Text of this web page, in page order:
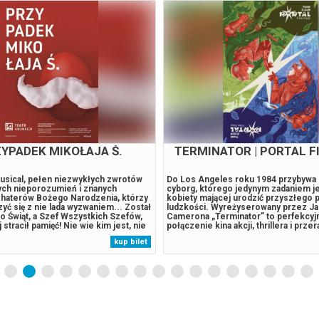
FRANCES HA
portret młodej kobiety
aspiracją a rzeczywistością.
początkująca tancerka z Nowego
i uporem próbuje odnaleźć
w życiu, choć dorosłość coraz
się z jej wyobrażeniami. Noah
odtwórczyni głównej roli -
pęknięciu między
kup bilet
KRÓLOWA
Królowa Śniegu w reżyserii Anny
powraca na deski Teatru Cortiqué.
Śniegu” w reżyserii Anny
Gabriela Kaczmarka, to spektakl,
premierę miał w 2016 roku. Dziś
Teatru Cortiqué w odświeżonej
widowisko łączy w sobie różne
formy ruchu: taniec klasyczny i
akrobatykę oraz akrobatykę